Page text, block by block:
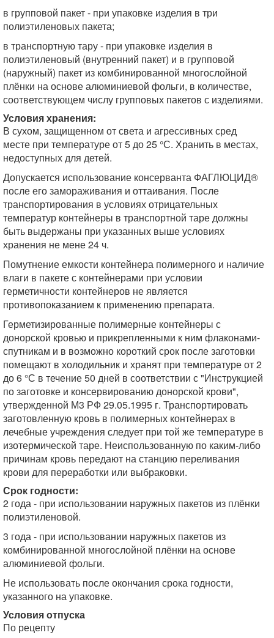
в групповой пакет - при упаковке изделия в три
полиэтиленовых пакета;
в транспортную тару - при упаковке из­делия в
полиэтиленовый (внутренний пакет) и в групповой
(наружный) пакет из комбинированной многослойной
плёнки на основе алюминиевой фольги, в количестве,
соответствующем числу групповых пакетов с изделиями.
Условия хранения:
В сухом, защищенном от света и агрессивных сред
месте при температуре от 5 до 25 °С. Хранить в местах,
недоступных для детей.
Допускается использование консерванта ФАГЛЮЦИД®
после его замораживания и оттаивания. После
транспортирования в условиях отрицательных
температур контейнеры в транспортной таре должны
быть выдержаны при указанных выше условиях
хранения не мене 24 ч.
Помутнение емкости контейнера полимерного и наличие
влаги в пакете с контейнерами при условии
герметичности контейнеров не является
противопоказанием к применению препарата.
Герметизированные полимерные контейнеры с
донорской кровью и прикрепленными к ним флаконами-
спутникам и в возможно короткий срок после заготовки
помещают в холодильник и хранят при температуре от 2
до 6 °С в течение 50 дней в соответствии с "Инструкцией
по заготовке и консервированию донорской крови",
утвержденной М3 РФ 29.05.1995 г. Транспортировать
заготовленную кровь в полимерных контейнерах в
лечебные учреждения следует при той же температуре в
изотермической таре. Неиспользованную по каким-либо
причинам кровь передают на станцию переливания
крови для переработки или выбраковки.
Срок годности:
2 года - при использовании наружных пакетов из плёнки
полиэтиленовой.
3 года - при использовании наружных пакетов из
комбинированной многослойной плёнки на основе
алюминиевой фольги.
Не использовать после окончания срока годности,
указанного на упаковке.
Условия отпуска
По рецепту